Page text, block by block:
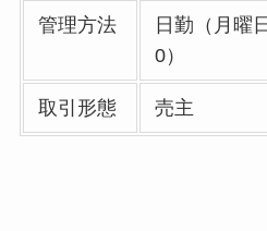
管理方法
日勤（月曜
0）
取引形態 売主